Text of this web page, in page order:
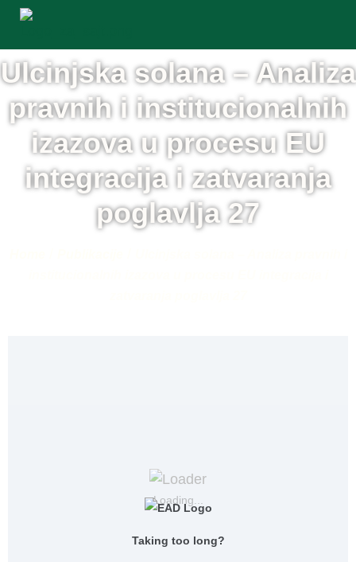
Ulcinjska solana – Analiza
pravnih i institucionalnih
izazova u procesu EU
integracija i zatvaranja
poglavlja 27
Loading...
Taking too long?